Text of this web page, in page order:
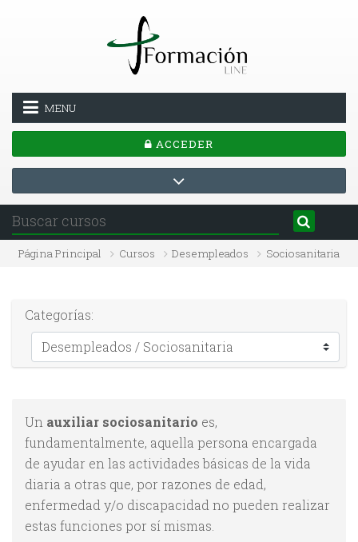
MENU
ACCEDER
Página Principal Cursos Desempleados Sociosanitaria
Categorías:
Un auxiliar sociosanitario es,
fundamentalmente, aquella persona encargada
de ayudar en las actividades básicas de la vida
diaria a otras que, por razones de edad,
enfermedad y/o discapacidad no pueden realizar
estas funciones por sí mismas.